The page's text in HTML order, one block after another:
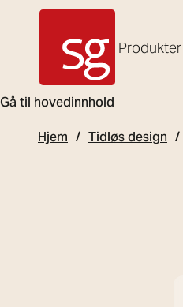
Gå til hovedinnhold
SG Armaturen
Produkter
Hjem Tidløs design